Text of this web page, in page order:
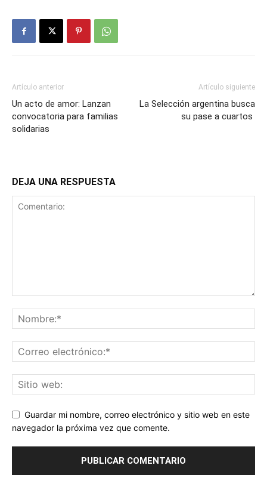
Artículo anterior
Un acto de amor: Lanzan
convocatoria para familias
solidarias
Artículo siguiente
La Selección argentina busca
su pase a cuartos
DEJA UNA RESPUESTA
Guardar mi nombre, correo electrónico y sitio web en este
navegador la próxima vez que comente.